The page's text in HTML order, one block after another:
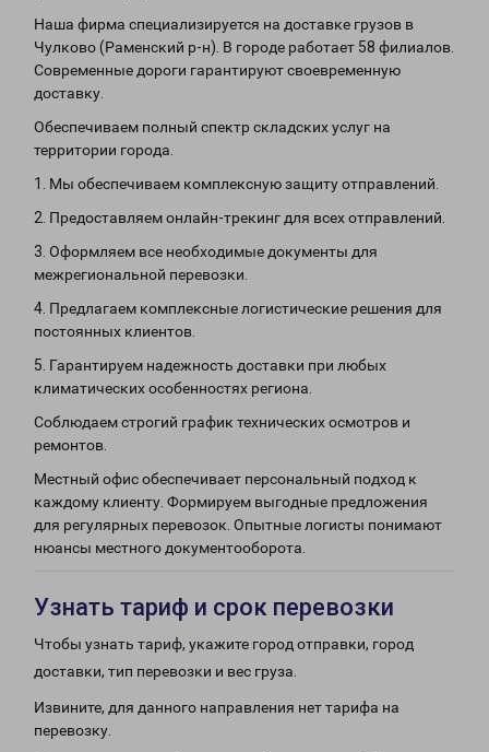
Наша фирма специализируется на доставке грузов в
Чулково (Раменский р-н). В городе работает 58 филиалов.
Современные дороги гарантируют своевременную
доставку.
Обеспечиваем полный спектр складских услуг на
территории города.
1. Мы обеспечиваем комплексную защиту отправлений.
2. Предоставляем онлайн-трекинг для всех отправлений.
3. Оформляем все необходимые документы для
межрегиональной перевозки.
4. Предлагаем комплексные логистические решения для
постоянных клиентов.
5. Гарантируем надежность доставки при любых
климатических особенностях региона.
Соблюдаем строгий график технических осмотров и
ремонтов.
Местный офис обеспечивает персональный подход к
каждому клиенту. Формируем выгодные предложения
для регулярных перевозок. Опытные логисты понимают
нюансы местного документооборота.
Узнать тариф и срок перевозки
Чтобы узнать тариф, укажите город отправки, город
доставки, тип перевозки и вес груза.
Извините, для данного направления нет тарифа на
перевозку.